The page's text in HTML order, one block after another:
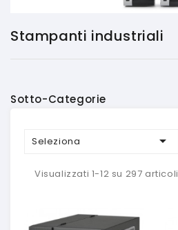
Stampanti industriali
Sotto-Categorie
Seleziona 
Visualizzati 1-12 su 297 articoli